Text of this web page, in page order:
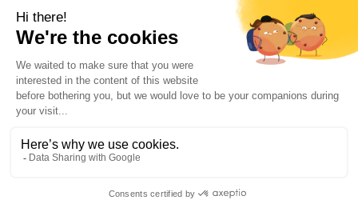
LANGUES
Français
English
2026Swiftask. Tous droits réservés.